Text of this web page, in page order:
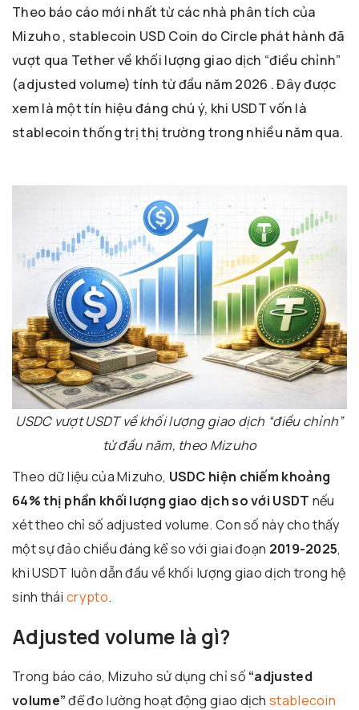
Theo báo cáo mới nhất từ các nhà phân tích của
Mizuho , stablecoin USD Coin do Circle phát hành đã
vượt qua Tether về khối lượng giao dịch “điều chỉnh”
(adjusted volume) tính từ đầu năm 2026 . Đây được
xem là một tín hiệu đáng chú ý, khi USDT vốn là
stablecoin thống trị thị trường trong nhiều năm qua.
USDC vượt USDT về khối lượng giao dịch “điều chỉnh”
từ đầu năm, theo Mizuho
Theo dữ liệu của Mizuho, USDC hiện chiếm khoảng
64% thị phần khối lượng giao dịch so với USDT nếu
xét theo chỉ số adjusted volume. Con số này cho thấy
một sự đảo chiều đáng kể so với giai đoạn 2019-2025,
khi USDT luôn dẫn đầu về khối lượng giao dịch trong hệ
sinh thái crypto.
Adjusted volume là gì?
Trong báo cáo, Mizuho sử dụng chỉ số “adjusted
volume”để đo lường hoạt động giao dịchstablecoin